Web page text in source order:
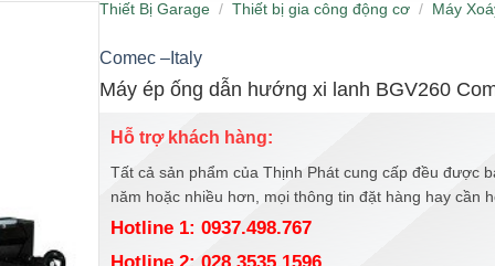
Thiết Bị Garage / Thiết bị gia công động cơ / Máy
Comec –Italy
Máy ép ống dẫn hướng xi lanh BGV260
Hỗ trợ khách hàng:
Tất cả sản phẩm của Thịnh Phát cung cấp đều được
năm hoặc nhiều hơn, mọi thông tin đặt hàng hay cần
Hotline 1: 0937.498.767
Hotline 2: 028.3535.1596